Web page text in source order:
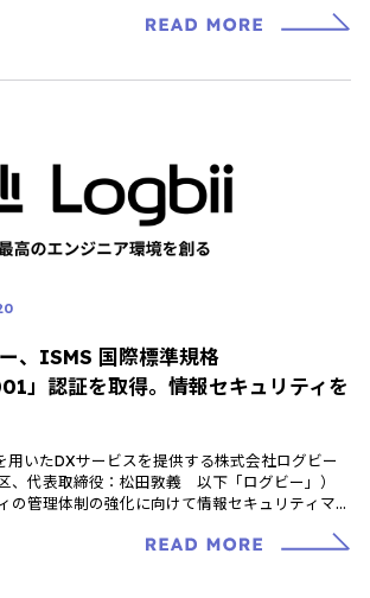
、ISMS 国際標準規格
」認証を取得。情報セキュリティを
いたDXサービスを提供する株式会社ログビー
、代表取締役：松田敦義 以下「ログビー」）
の管理体制の強化に向けて情報セキュリティマネ